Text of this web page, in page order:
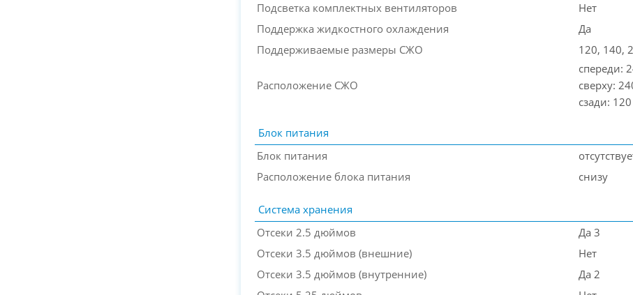
Подсветка комплектных вентиляторов
Нет
Поддержка жидкостного охлаждения
Да
Поддерживаемые размеры СЖО
120, 140,
Расположение СЖО
спереди:
сверху:
сзади:
Блок питания
Блок питания
Расположение блока питания
снизу
Система хранения
Отсеки 2.5 дюймов
Да 3
Отсеки 3.5 дюймов (внешние)
Нет
Отсеки 3.5 дюймов (внутренние)
Да 2